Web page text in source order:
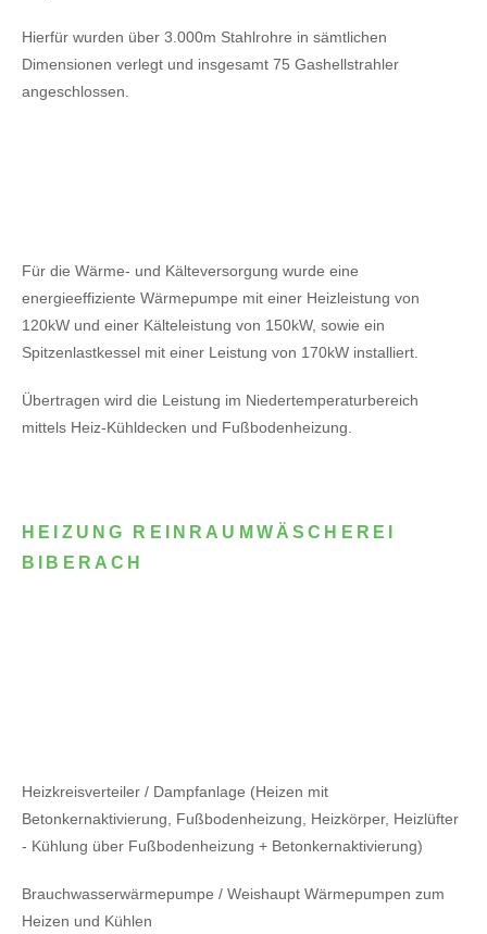
Hierfür wurden über 3.000m Stahlrohre in sämtlichen
Dimensionen verlegt und insgesamt 75 Gashellstrahler
angeschlossen.
Für die Wärme- und Kälteversorgung wurde eine
energieeffiziente Wärmepumpe mit einer Heizleistung von
120kW und einer Kälteleistung von 150kW, sowie ein
Spitzenlastkessel mit einer Leistung von 170kW installiert.
Übertragen wird die Leistung im Niedertemperaturbereich
mittels Heiz-Kühldecken und Fußbodenheizung.
HEIZUNG REINRAUMWÄSCHEREI
BIBERACH
Heizkreisverteiler / Dampfanlage (Heizen mit
Betonkernaktivierung, Fußbodenheizung, Heizkörper, Heizlüfter
- Kühlung über Fußbodenheizung + Betonkernaktivierung)
Brauchwasserwärmepumpe / Weishaupt Wärmepumpen zum
Heizen und Kühlen